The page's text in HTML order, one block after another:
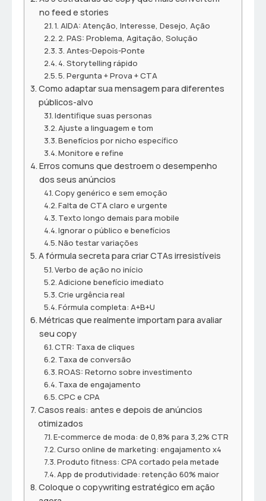
no feed e stories
1. AIDA: Atenção, Interesse, Desejo, Ação
2. PAS: Problema, Agitação, Solução
3. Antes-Depois-Ponte
4. Storytelling rápido
5. Pergunta + Prova + CTA
Como adaptar sua mensagem para diferentes
públicos-alvo
Identifique suas personas
Ajuste a linguagem e tom
Benefícios por nicho específico
Monitore e refine
Erros comuns que destroem o desempenho
dos seus anúncios
Copy genérico e sem emoção
Falta de CTA claro e urgente
Texto longo demais para mobile
Ignorar o público e benefícios
Não testar variações
A fórmula secreta para criar CTAs irresistíveis
Verbo de ação no início
Adicione benefício imediato
Crie urgência real
Fórmula completa: A+B+U
Métricas que realmente importam para avaliar
seu copy
CTR: Taxa de cliques
Taxa de conversão
ROAS: Retorno sobre investimento
Taxa de engajamento
CPC e CPA
Casos reais: antes e depois de anúncios
otimizados
E-commerce de moda: de 0,8% para 3,2% CTR
Curso online de marketing: engajamento x4
Produto fitness: CPA cortado pela metade
App de produtividade: retenção 60% maior
Coloque o copywriting estratégico em ação